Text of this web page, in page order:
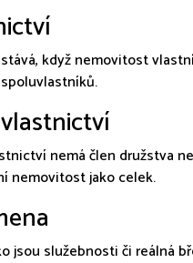
když nemovitost
nemá člen družstva
nemovitost jako celek.
jsou služebnosti či reálná